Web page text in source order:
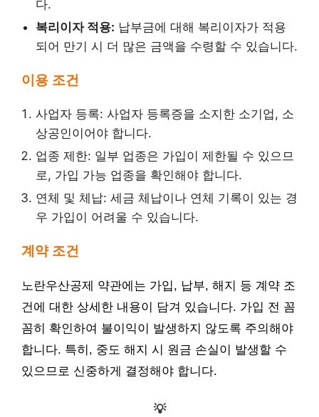
다.
복리이자 적용: 납부금에 대해 복리이자가 적용
되어 만기 시 더 많은 금액을 수령할 수 있습니다.
이용 조건
사업자 등록: 사업자 등록증을 소지한 소기업, 소
상공인이어야 합니다.
업종 제한: 일부 업종은 가입이 제한될 수 있으므
로, 가입 가능 업종을 확인해야 합니다.
연체 및 체납: 세금 체납이나 연체 기록이 있는 경
우 가입이 어려울 수 있습니다.
계약 조건
노란우산공제 약관에는 가입, 납부, 해지 등 계약 조
건에 대한 상세한 내용이 담겨 있습니다. 가입 전 꼼
꼼히 확인하여 불이익이 발생하지 않도록 주의해야
합니다. 특히, 중도 해지 시 원금 손실이 발생할 수
있으므로 신중하게 결정해야 합니다.
💡